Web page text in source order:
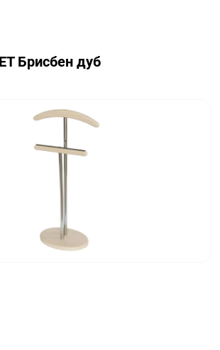
Брисбен дуб